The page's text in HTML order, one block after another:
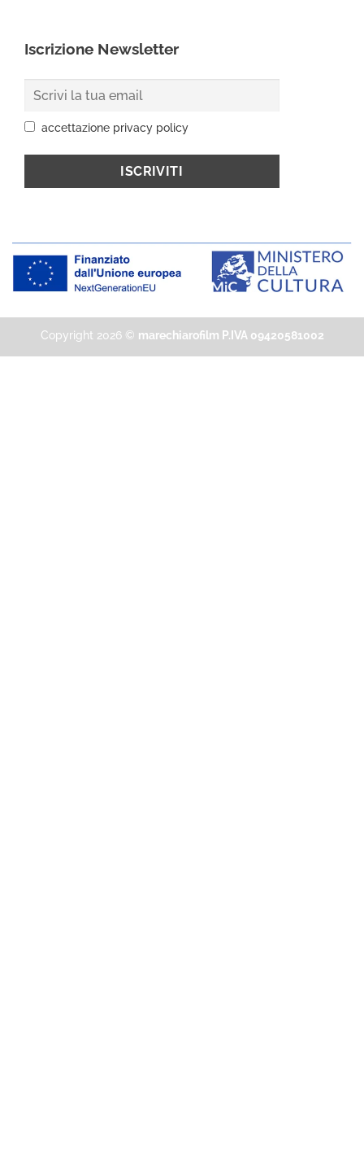
Iscrizione Newsletter
accettazione privacy policy
Copyright 2026 © marechiarofilm P.IVA 09420581002